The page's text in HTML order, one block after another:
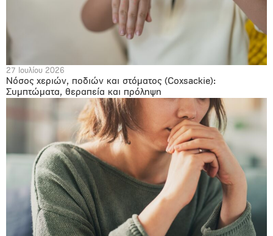
27 Ιουλίου 2026
Νόσος χεριών, ποδιών και στόματος (Coxsackie):
Συμπτώματα, θεραπεία και πρόληψη